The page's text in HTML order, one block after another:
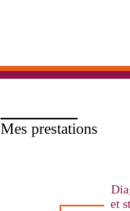
Mes prestations
et